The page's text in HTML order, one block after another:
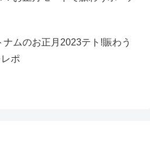
ムのお正月2023テト!賑わう
ポ